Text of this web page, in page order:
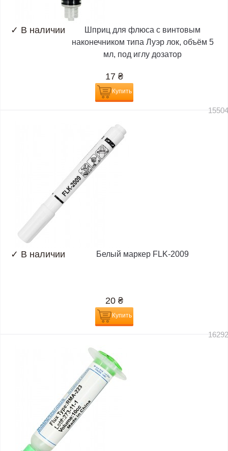
✓ В наличии
Шприц для флюса с винтовым
наконечником типа Луэр лок, объём 5
мл, под иглу дозатор
17 ₴
Купить
✓ В наличии Белый маркер FLK-2009
20 ₴
Купить